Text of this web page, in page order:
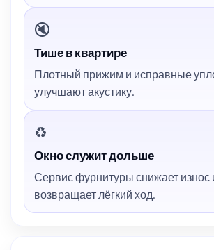
🔇
Тише в квартире
Плотный прижим и исправные
улучшают акустику.
♻️
Окно служит дольше
Сервис фурнитуры снижает износ
возвращает лёгкий ход.